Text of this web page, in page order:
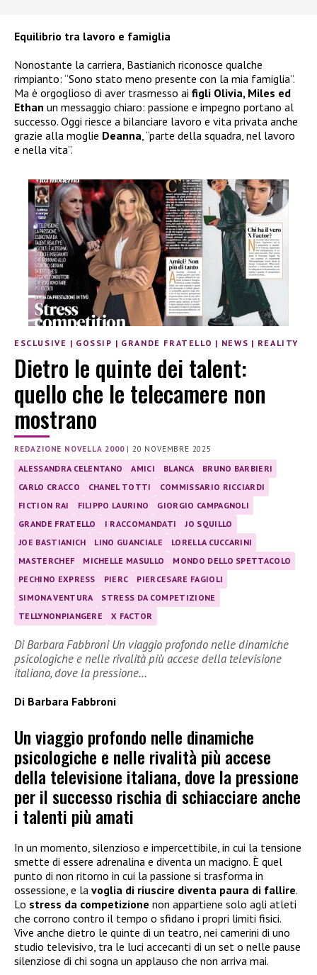
Equilibrio tra lavoro e famiglia
Nonostante la carriera, Bastianich riconosce qualche
rimpianto: “Sono stato meno presente con la mia famiglia”.
Ma è orgoglioso di aver trasmesso ai figli Olivia, Miles ed
Ethan un messaggio chiaro: passione e impegno portano al
successo. Oggi riesce a bilanciare lavoro e vita privata anche
grazie alla moglie Deanna, “parte della squadra, nel lavoro
e nella vita”.
ESCLUSIVE | GOSSIP | GRANDE FRATELLO | NEWS | REALITY
Dietro le quinte dei talent:
quello che le telecamere non
mostrano
REDAZIONE NOVELLA 2000|20 NOVEMBRE 2025
ALESSANDRA CELENTANO AMICI BLANCA
BRUNO BARBIERI
CARLO CRACCO
CHANEL TOTTI
COMMISSARIO RICCIARDI
FICTION RAI
FILIPPO LAURINO
GIORGIO CAMPAGNOLI
GRANDE FRATELLO
I RACCOMANDATI
JO SQUILLO
JOE BASTIANICH
LINO GUANCIALE
LORELLA CUCCARINI
MASTERCHEF
MICHELLE MASULLO
MONDO DELLO SPETTACOLO
PECHINO EXPRESS
PIERC
PIERCESARE FAGIOLI
SIMONA VENTURA
STRESS DA COMPETIZIONE
TELLYNONPIANGERE
X FACTOR
Di Barbara Fabbroni Un viaggio profondo nelle dinamiche
psicologiche e nelle rivalità più accese della televisione
italiana, dove la pressione…
Di Barbara Fabbroni
Un viaggio profondo nelle dinamiche
psicologiche e nelle rivalità più accese
della televisione italiana, dove la pressione
per il successo rischia di schiacciare anche
i talenti più amati
In un momento, silenzioso e impercettibile, in cui la tensione
smette di essere adrenalina e diventa un macigno. È quel
punto di non ritorno in cui la passione si trasforma in
ossessione, e la voglia di riuscire diventa paura di fallire.
Lo stress da competizione non appartiene solo agli atleti
che corrono contro il tempo o sfidano i propri limiti fisici.
Vive anche dietro le quinte di un teatro, nei camerini di uno
studio televisivo, tra le luci accecanti di un set o nelle pause
silenziose di chi sogna un applauso che non arriva mai.